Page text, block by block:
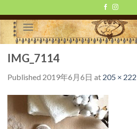
to
content
IMG_7114
Published 2019年6月6日 at 205 × 222